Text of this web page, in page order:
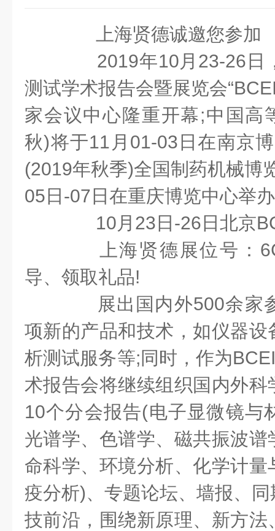
上海贤德诚邀您参加
2019年10月23-26日
测试学术报告会暨展览会
家会议中心隆重开幕;中国高
秋)将于11月01-03日在南京
(2019年秋季)全国制药机械博
05日-07日在重庆博览中心举
10月23日-26日北京
上海贤德展位号：
导、领取礼品!
展出国内外500余家
项新的产品和技术，如仪器
析测试服务等;同时，作为
术报告会将继续组织国内外
10个分会报告(电子显微镜与
光谱学、色谱学、磁共振波
命科学、环境分析、化学计
疫分析)、专题论坛、墙报、
技前沿，围绕新原理、新方